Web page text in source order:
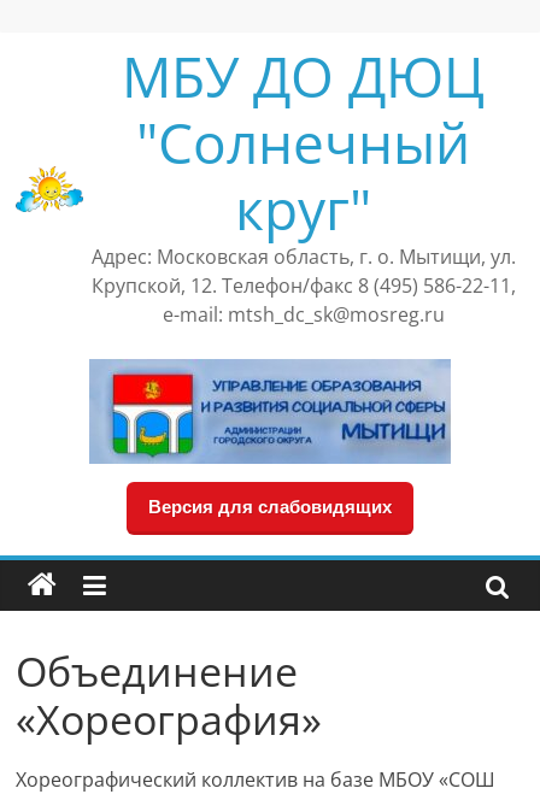
содержимомуМБУ ДО ДЮЦ
"Солнечный
круг"
Адрес: Московская область, г. о. Мытищи, ул.
Крупской, 12. Телефон/факс 8 (495) 586-22-11,
e-mail: mtsh_dc_sk@mosreg.ru
Версия для слабовидящих
Объединение
«Хореография»
Хореографический коллектив на базе МБОУ «СОШ